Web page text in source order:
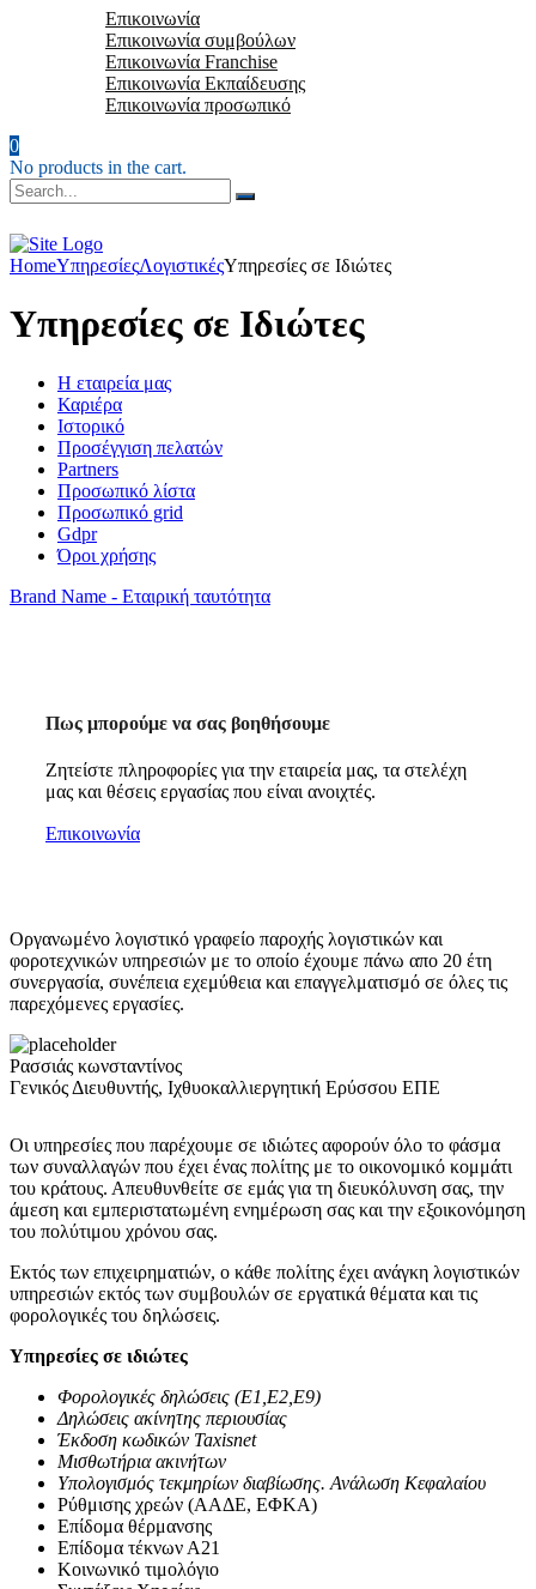
Επικοινωνία
Επικοινωνία συμβούλων
Επικοινωνία Franchise
Επικοινωνία Εκπαίδευσης
Επικοινωνία προσωπικό
0
No products in the cart.
HomeΥπηρεσίεςΛογιστικέςΥπηρεσίες σε Ιδιώτες
Υπηρεσίες σε Ιδιώτες
Η εταιρεία μας
Καριέρα
Ιστορικό
Προσέγγιση πελατών
Partners
Προσωπικό λίστα
Προσωπικό grid
Gdpr
Όροι χρήσης
Brand Name - Εταιρική ταυτότητα
Πως μπορούμε να σας βοηθήσουμε
Ζητείστε πληροφορίες για την εταιρεία μας, τα στελέχη
μας και θέσεις εργασίας που είναι ανοιχτές.
Επικοινωνία
Οργανωμένο λογιστικό γραφείο παροχής λογιστικών και
φοροτεχνικών υπηρεσιών με το οποίο έχουμε πάνω απο 20 έτη
συνεργασία, συνέπεια εχεμύθεια και επαγγελματισμό σε όλες τις
παρεχόμενες εργασίες.
Ρασσιάς κωνσταντίνος
Γενικός Διευθυντής, Ιχθυοκαλλιεργητική Ερύσσου ΕΠΕ
Οι υπηρεσίες που παρέχουμε σε ιδιώτες αφορούν όλο το φάσμα
των συναλλαγών που έχει ένας πολίτης με το οικονομικό κομμάτι
του κράτους. Απευθυνθείτε σε εμάς για τη διευκόλυνση σας, την
άμεση και εμπεριστατωμένη ενημέρωση σας και την εξοικονόμηση
του πολύτιμου χρόνου σας.
Εκτός των επιχειρηματιών, ο κάθε πολίτης έχει ανάγκη λογιστικών
υπηρεσιών εκτός των συμβουλών σε εργατικά θέματα και τις
φορολογικές του δηλώσεις.
Υπηρεσίες σε ιδιώτες
Φορολογικές δηλώσεις (Ε1,Ε2,Ε9)
Δηλώσεις ακίνητης περιουσίας
Έκδοση κωδικών Taxisnet
Μισθωτήρια ακινήτων
Υπολογισμός τεκμηρίων διαβίωσης. Ανάλωση Κεφαλαίου
Ρύθμισης χρεών (ΑΑΔΕ, ΕΦΚΑ)
Επίδομα θέρμανσης
Επίδομα τέκνων Α21
Κοινωνικό τιμολόγιο